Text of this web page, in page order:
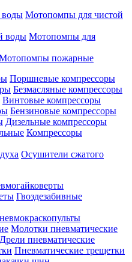
Мотопомпы для чистой
Мотопомпы для
пожарные
Поршневые компрессоры
Безмасляные компрессоры
Винтовые компрессоры
Бензиновые компрессоры
Дизельные компрессоры
Компрессоры
Осушители сжатого
Гвоздезабивные
Молотки пневматические
Дрели пневматические
Пневматические трещетки